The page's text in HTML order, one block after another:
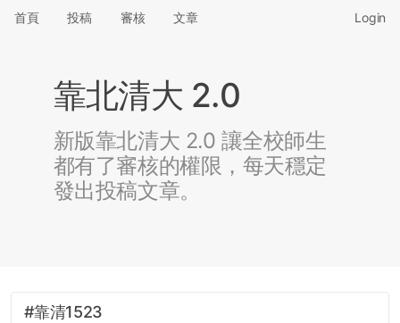
首頁 投稿 審核 文章 Login
靠北清大 2.0
新版靠北清大 2.0 讓全校師生
都有了審核的權限，每天穩定
發出投稿文章。
#靠清1523